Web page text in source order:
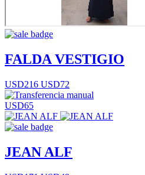
FALDA VESTIGIO
USD216 USD72
USD65
JEAN ALF